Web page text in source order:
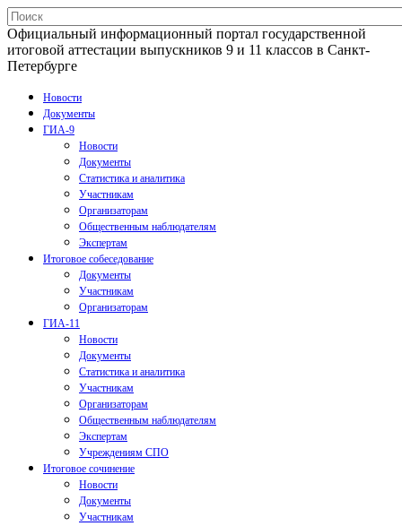
Официальный информационный портал государственной
итоговой аттестации выпускников 9 и 11 классов в Санкт-
Петербурге
Новости
Документы
ГИА-9
Новости
Документы
Статистика и аналитика
Участникам
Организаторам
Общественным наблюдателям
Экспертам
Итоговое собеседование
Документы
Участникам
Организаторам
ГИА-11
Новости
Документы
Статистика и аналитика
Участникам
Организаторам
Общественным наблюдателям
Экспертам
Учреждениям СПО
Итоговое сочинение
Новости
Документы
Участникам